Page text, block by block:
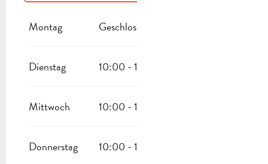
VOM BIS ZUM 30 APRIL 2026
Montag Geschlossen
Dienstag 10:00 - 19:00
Mittwoch 10:00 - 19:00
Donnerstag 10:00 - 19:00